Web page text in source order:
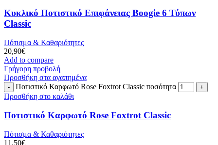
Κυκλικό Ποτιστικό Επιφάνειας Boogie 6 Τύπων
Classic
Πότισμα & Καθαριότητες
20,90€
Add to compare
Γρήγορη προβολή
Προσθήκη στα αγαπημένα
Ποτιστικό Καρφωτό Rose Foxtrot Classic ποσότητα
Προσθήκη στο καλάθι
Ποτιστικό Καρφωτό Rose Foxtrot Classic
Πότισμα & Καθαριότητες
11,50€